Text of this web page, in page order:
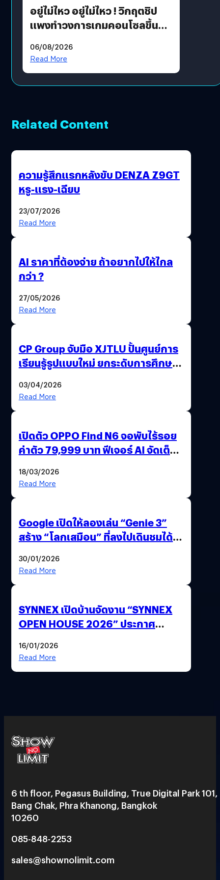
อยู่ไม่ไหว อยู่ไม่ไหว ! วิกฤตชิป
แพงทำวงการเกมคอนโซลขึ้น
?
06/08/2026
Read More
Related Content
ความรู้สึกแรกหลังขับ DENZA Z9GT
หรู-แรง-เฉียบ
23/07/2026
Read More
AI ราคาที่ต้องจ่าย ถ้าอยากไปให้ไกล
กว่า ?
27/05/2026
Read More
CP Group จับมือ XJTLU ปั้นศูนย์การ
เรียนรู้รูปแบบใหม่ ยกระดับการศึกษา
03/04/2026
Read More
เปิดตัว OPPO Find N6 จอพับไร้รอย
ค่าตัว 79,999 บาท ฟีเจอร์ AI จัดเต็ม
18/03/2026
Read More
Google เปิดให้ลองเล่น “Genie 3”
สร้าง “โลกเสมือน” ที่ลงไปเดินชมได้
30/01/2026
Read More
SYNNEX เปิดบ้านจัดงาน “SYNNEX
OPEN HOUSE 2026” ประกาศ
ได้ 53,000 ล้านบาท
16/01/2026
Read More
6 th floor, Pegasus Building, True Digital Park 101,
Bang Chak, Phra Khanong, Bangkok
10260
085-848-2253
sales@shownolimit.com